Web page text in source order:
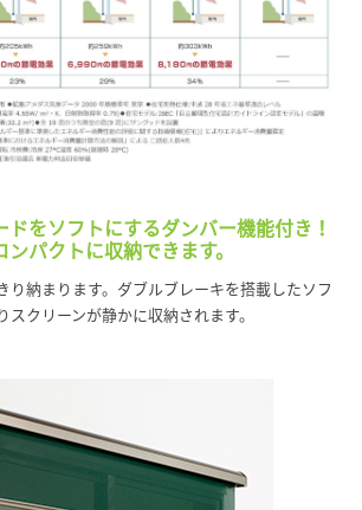
ドをソフトにするダンバー機能付き！
パクトに収納できます。
り納まります。ダブルブレーキを搭載したソフ
スクリーンが静かに収納されます。